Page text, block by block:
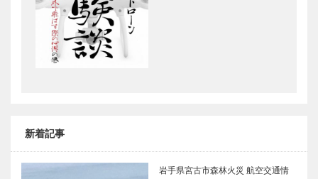
新着記事
岩手県宮古市森林火災 航空交通情